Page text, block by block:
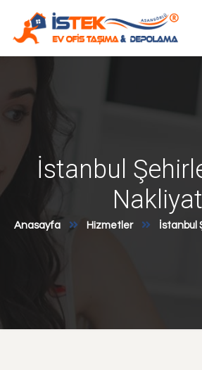
İstanbul
Nakliyat
Anasayfa Hizmetler İstanbul